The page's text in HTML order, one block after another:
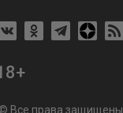
© Все права защищены